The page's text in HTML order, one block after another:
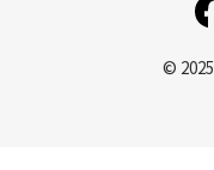
© 2025